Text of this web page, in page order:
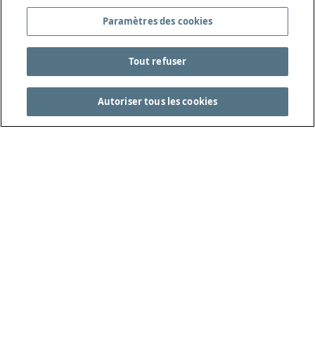
Paramètres des cookies
Tout refuser
Autoriser tous les cookies